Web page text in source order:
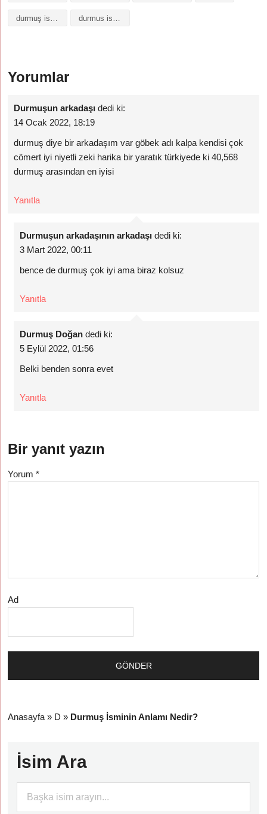
Yorumlar
Durmuşun arkadaşı dedi ki:
14 Ocak 2022, 18:19
durmuş diye bir arkadaşım var göbek adı kalpa kendisi çok
cömert iyi niyetli zeki harika bir yaratık türkiyede ki 40,568
durmuş arasından en iyisi
Yanıtla
Durmuşun arkadaşının arkadaşı dedi ki:
3 Mart 2022, 00:11
bence de durmuş çok iyi ama biraz kolsuz
Yanıtla
Durmuş Doğan dedi ki:
5 Eylül 2022, 01:56
Belki benden sonra evet
Yanıtla
Bir yanıt yazın
Yorum*
Ad
Anasayfa » D » Durmuş İsminin Anlamı Nedir?
İsim Ara